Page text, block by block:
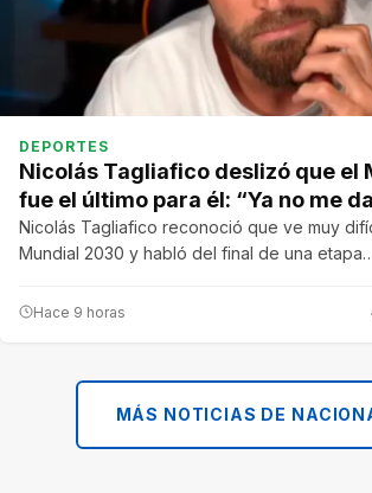
DEPORTES
Nicolás Tagliafico deslizó que el
fue el último para él: “Ya no me
Nicolás Tagliafico reconoció que ve muy
Mundial 2030 y habló del final de una
Hace 9 horas
MÁS NOTICIAS DE